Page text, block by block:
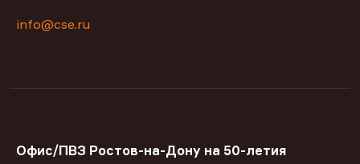
info@cse.ru
Офис/ПВЗ Ростов-на-Дону на 50-летия